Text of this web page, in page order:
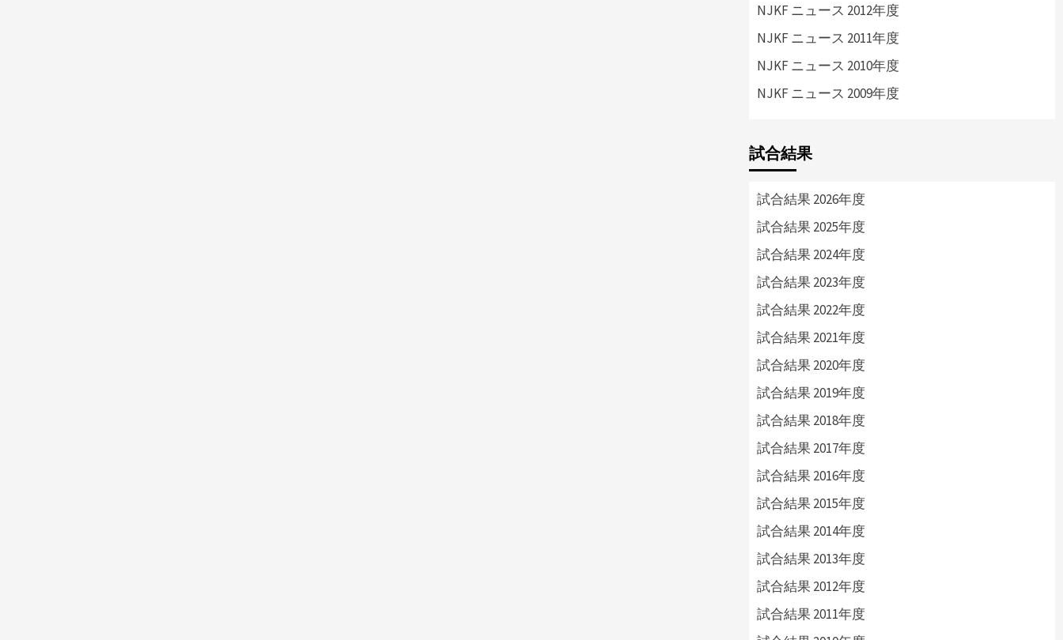
NJKF ニュース 2012年度
NJKF ニュース 2011年度
NJKF ニュース 2010年度
NJKF ニュース 2009年度
試合結果
試合結果 2026年度
試合結果 2025年度
試合結果 2024年度
試合結果 2023年度
試合結果 2022年度
試合結果 2021年度
試合結果 2020年度
試合結果 2019年度
試合結果 2018年度
試合結果 2017年度
試合結果 2016年度
試合結果 2015年度
試合結果 2014年度
試合結果 2013年度
試合結果 2012年度
試合結果 2011年度